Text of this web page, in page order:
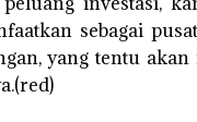
sebagai
yang tentu